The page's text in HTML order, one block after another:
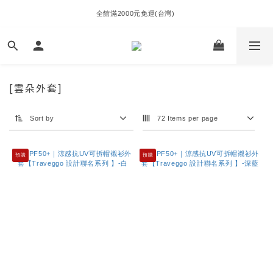
全館滿2000元免運(台灣)
[雲朵外套]
Sort by 72 Items per page
預購 預購